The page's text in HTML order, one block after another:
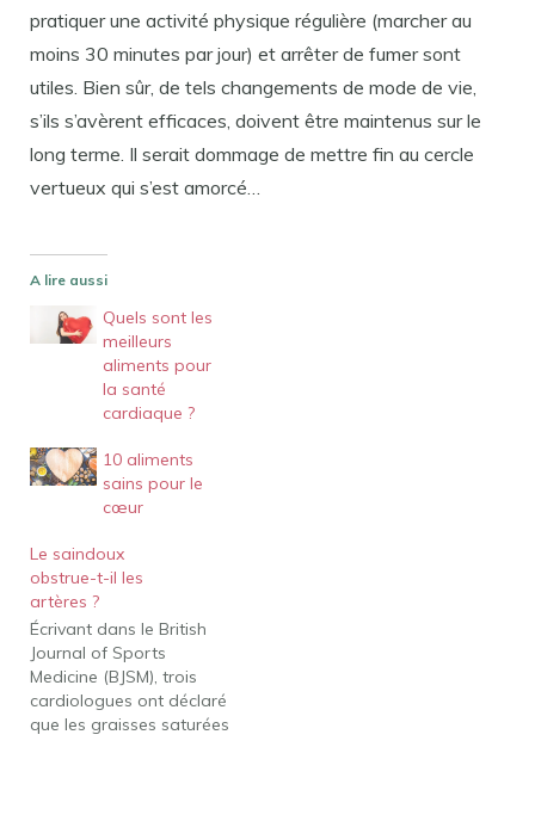
pratiquer une activité physique régulière (marcher au
moins 30 minutes par jour) et arrêter de fumer sont
utiles. Bien sûr, de tels changements de mode de vie,
s’ils s’avèrent efficaces, doivent être maintenus sur le
long terme. Il serait dommage de mettre fin au cercle
vertueux qui s’est amorcé…
A lire aussi
Quels sont les
meilleurs
aliments pour
la santé
cardiaque ?
10 aliments
sains pour le
cœur
Le saindoux
obstrue-t-il les
artères ?
Écrivant dans le British
Journal of Sports
Medicine (BJSM), trois
cardiologues ont déclaré
que les graisses saturées